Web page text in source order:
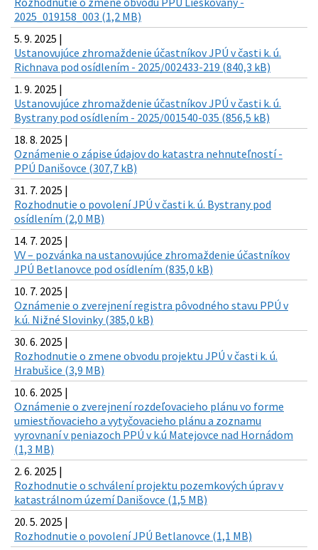
2025_019158_003 (1,2 MB)
5. 9. 2025 |
Ustanovujúce zhromaždenie účastníkov JPÚ v časti k. ú.
Richnava pod osídlením - 2025/002433-219 (840,3 kB)
1. 9. 2025 |
Ustanovujúce zhromaždenie účastníkov JPÚ v časti k. ú.
Bystrany pod osídlením - 2025/001540-035 (856,5 kB)
18. 8. 2025 |
Oznámenie o zápise údajov do katastra nehnuteľností -
PPÚ Danišovce (307,7 kB)
31. 7. 2025 |
Rozhodnutie o povolení JPÚ v časti k. ú. Bystrany pod
osídlením (2,0 MB)
14. 7. 2025 |
VV – pozvánka na ustanovujúce zhromaždenie účastníkov
JPÚ Betlanovce pod osídlením (835,0 kB)
10. 7. 2025 |
Oznámenie o zverejnení registra pôvodného stavu PPÚ v
k.ú. Nižné Slovinky (385,0 kB)
30. 6. 2025 |
Rozhodnutie o zmene obvodu projektu JPÚ v časti k. ú.
Hrabušice (3,9 MB)
10. 6. 2025 |
Oznámenie o zverejnení rozdeľovacieho plánu vo forme
umiestňovacieho a vytyčovacieho plánu a zoznamu
vyrovnaní v peniazoch PPÚ v k.ú Matejovce nad Hornádom
(1,3 MB)
2. 6. 2025 |
Rozhodnutie o schválení projektu pozemkových úprav v
katastrálnom území Danišovce (1,5 MB)
20. 5. 2025 |
Rozhodnutie o povolení JPÚ Betlanovce (1,1 MB)